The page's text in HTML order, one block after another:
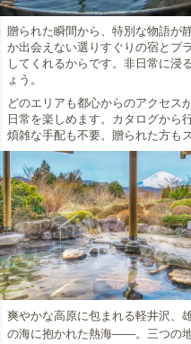
贈られた瞬間から、特別な物語が
か出会えない選りすぐりの宿とプ
してくれるからです。非日常に浸
ょう。
どのエリアも都心からのアクセス
日常を楽しめます。カタログから
煩雑な手配も不要。贈られた方も
爽やかな高原に包まれる軽井沢、
の海に抱かれた熱海――。三つの